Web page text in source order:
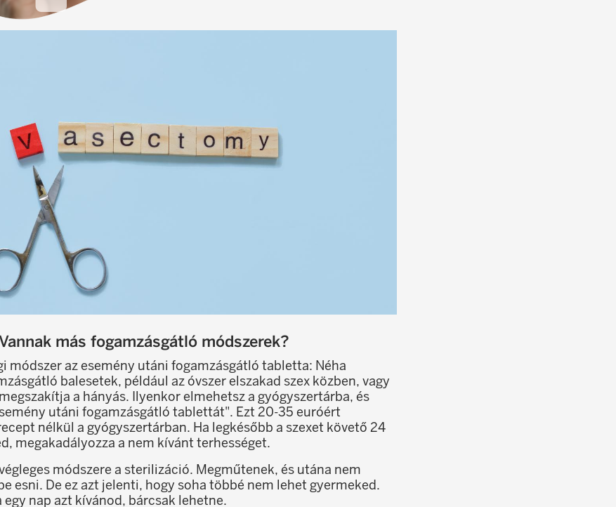
más fogamzásgátló módszerek?
módszer az esemény utáni fogamzásgátló tabletta: Néha
balesetek, például az óvszer elszakad szex közben, vagy
a hányás. Ilyenkor elmehetsz a gyógyszertárba, és
utáni fogamzásgátló tablettát". Ezt 20-35 euróért
nélkül a gyógyszertárban. Ha legkésőbb a szexet követő 24
megakadályozza a nem kívánt terhességet.
módszere a sterilizáció. Megműtenek, és utána nem
esni. De ez azt jelenti, hogy soha többé nem lehet gyermeked.
egy nap azt kívánod, bárcsak lehetne.